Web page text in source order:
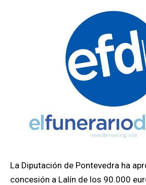
La Diputación de Pontevedra ha
concesión a Lalín de los 90.000